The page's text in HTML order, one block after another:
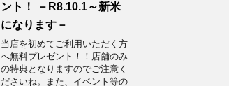
ント！ －R8.10.1～新米
になります－
当店を初めてご利用いただく方
へ無料プレゼント！！店舗のみ
の特典となりますのでご注意く
ださいね。また、イベント等の